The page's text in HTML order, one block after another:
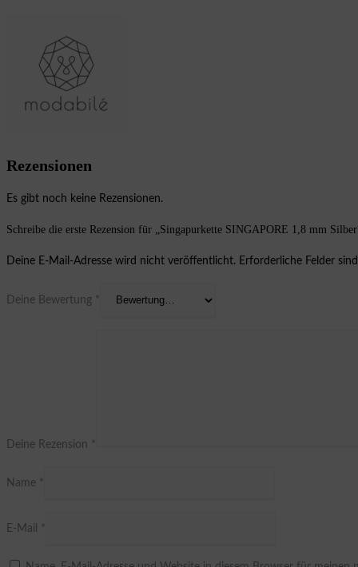
Rezensionen
Es gibt noch keine Rezensionen.
Schreibe die erste Rezension für „Singapurkette SINGAPORE 1,8 mm
Deine E-Mail-Adresse wird nicht veröffentlicht. Erforderliche Felder
Deine Bewertung *
Deine Rezension *
Name *
E-Mail *